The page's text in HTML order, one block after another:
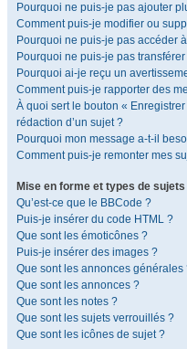
Pourquoi ne puis-je pas ajouter
Comment puis-je modifier ou
Pourquoi ne puis-je pas accéder
Pourquoi ne puis-je pas
Pourquoi ai-je reçu un
Comment puis-je rapporter des
À quoi sert le bouton «
rédaction d’un sujet ?
Pourquoi mon message a-t-il
Comment puis-je remonter mes
Mise en forme et types de sujets
Qu’est-ce que le BBCode ?
Puis-je insérer du code HTML ?
Que sont les émoticônes ?
Puis-je insérer des images ?
Que sont les annonces générales
Que sont les annonces ?
Que sont les notes ?
Que sont les sujets verrouillés ?
Que sont les icônes de sujet ?